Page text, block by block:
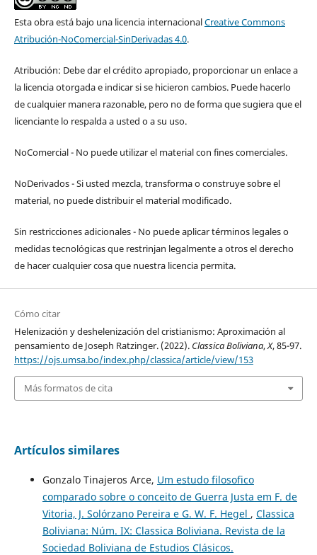
Esta obra está bajo una licencia internacionalCreative Commons
Atribución-NoComercial-SinDerivadas 4.0.
Atribución: Debe dar el crédito apropiado, proporcionar un enlace a
la licencia otorgada e indicar si se hicieron cambios. Puede hacerlo
de cualquier manera razonable, pero no de forma que sugiera que el
licenciante lo respalda a usted o a su uso.
NoComercial - No puede utilizar el material con fines comerciales.
NoDerivados - Si usted mezcla, transforma o construye sobre el
material, no puede distribuir el material modificado.
Sin restricciones adicionales - No puede aplicar términos legales o
medidas tecnológicas que restrinjan legalmente a otros el derecho
de hacer cualquier cosa que nuestra licencia permita.
Cómo citar
Helenización y deshelenización del cristianismo: Aproximación al
pensamiento de Joseph Ratzinger. (2022). Classica Boliviana,X, 85-97.
https://ojs.umsa.bo/index.php/classica/article/view/153
Más formatos de cita
Artículos similares
Gonzalo Tinajeros Arce, Um estudo filosofico
comparado sobre o conceito de Guerra Justa em F. de
Vitoria, J. Solórzano Pereira e G. W. F. Hegel , Classica
Boliviana: Núm. IX: Classica Boliviana. Revista de la
Sociedad Boliviana de Estudios Clásicos.